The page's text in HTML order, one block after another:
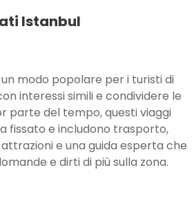
Istanbul
modo popolare per i turisti di
interessi simili e condividere le
parte del tempo, questi viaggi
fissato e includono trasporto,
e una guida esperta che
e dirti di più sulla zona.